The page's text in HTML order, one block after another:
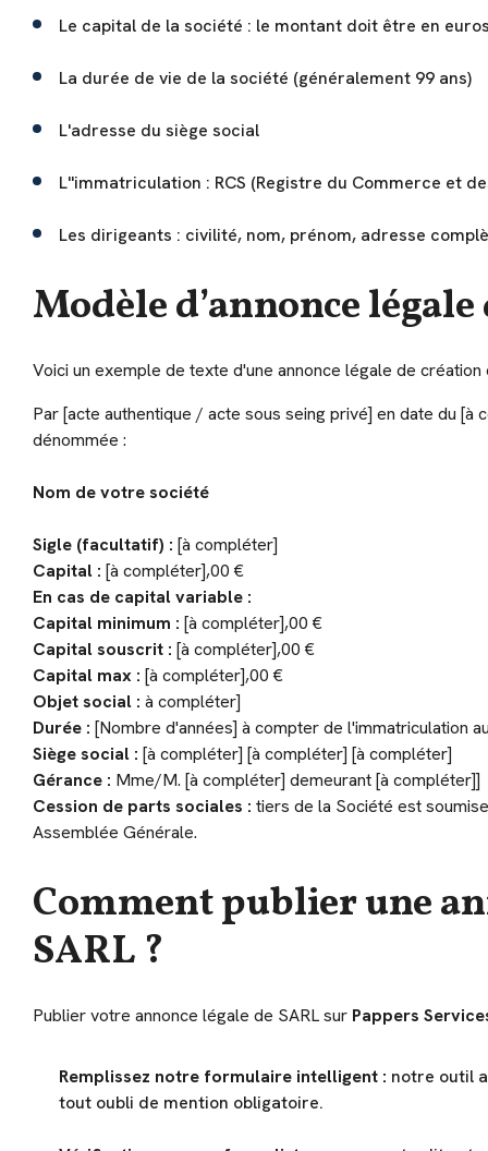
Le capital de la société : le montant doit être en
La durée de vie de la société (généralement 99 ans)
L'adresse du siège social
L''immatriculation : RCS (Registre du Commerce et
Les dirigeants : civilité, nom, prénom, adresse
Modèle d’annonce
Voici un exemple de texte d'une annonce légale de création
Par [acte authentique / acte sous seing privé] en date du
dénommée :
Nom de votre société
Sigle (facultatif) : [à compléter]
Capital : [à compléter],00 €
En cas de capital variable :
Capital minimum : [à compléter],00 €
Capital souscrit : [à compléter],00 €
Capital max : [à compléter],00 €
Objet social : à compléter]
Durée : [Nombre d'années] à compter de l'immatriculation
Siège social : [à compléter] [à compléter] [à compléter]
Gérance : Mme/M. [à compléter] demeurant [à compléter]]
Cession de parts sociales : tiers de la Société est
Assemblée Générale.
Comment publier une
SARL ?
Publier votre annonce légale de SARL sur Pappers
Remplissez notre formulaire intelligent : notre outil
tout oubli de mention obligatoire.